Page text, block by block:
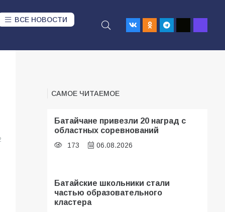
ВСЕ НОВОСТИ
САМОЕ ЧИТАЕМОЕ
Батайчане привезли 20 наград с
областных соревнований
173 06.08.2026
Батайские школьники стали
частью образовательного
кластера